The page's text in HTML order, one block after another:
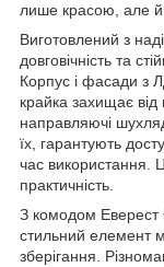
лише красою, але й
Виготовлений з
довговічність та
Корпус і фасади з
крайка захищає від
направляючі
їх, гарантують
час використання.
практичність.
З комодом
стильний елемент
зберігання.